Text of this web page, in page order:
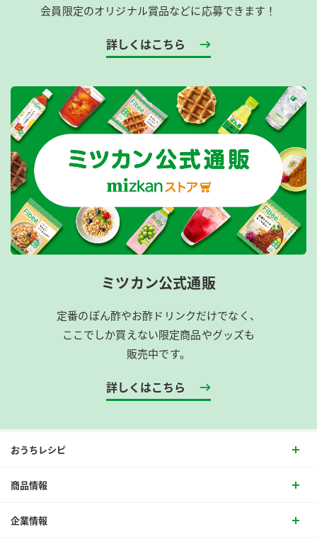
会員限定のオリジナル賞品などに応募できます！
詳しくはこちら
ミツカン公式通販
定番のぽん酢やお酢ドリンクだけでなく、
ここでしか買えない限定商品やグッズも
販売中です。
詳しくはこちら
おうちレシピ
商品情報
企業情報